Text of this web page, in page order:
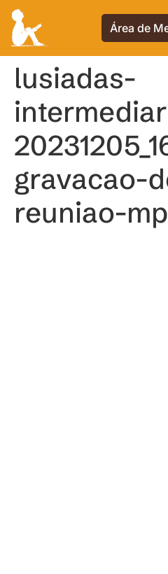
Área de
lusiadas-
gravacao-
reuniao-